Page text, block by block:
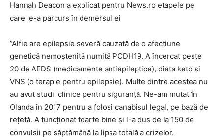
Hannah Deacon a explicat pentru News.ro etapele pe
care le-a parcurs în demersul ei
”Alfie are epilepsie severă cauzată de o afecţiune
genetică nemoştenită numită PCDH19. A încercat peste
20 de AEDS (medicamente antiepileptice), dieta keto şi
VNS (o terapie pentru epilepsie). Multe dintre acestea nu
au avut studii clinice pentru siguranţă. Ne-am mutat în
Olanda în 2017 pentru a folosi canabisul legal, pe bază de
reţetă. A funcţionat foarte bine şi l-a dus de la 150 de
convulsii pe săptămână la lipsa totală a crizelor.